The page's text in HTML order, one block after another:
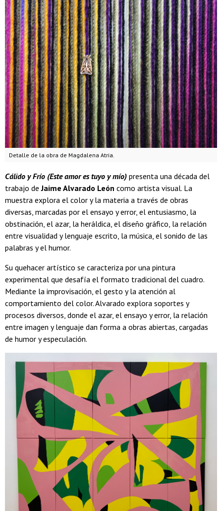
Detalle de la obra de Magdalena Atria.
Cálido y Frío (Este amor es tuyo y mío) presenta una década del
trabajo deJaime Alvarado León como artista visual. La
muestra explora el color y la materia a través de obras
diversas, marcadas por el ensayo y error, el entusiasmo, la
obstinación, el azar, la heráldica, el diseño gráfico, la relación
entre visualidad y lenguaje escrito, la música, el sonido de las
palabras y el humor.
Su quehacer artístico se caracteriza por una pintura
experimental que desafía el formato tradicional del cuadro.
Mediante la improvisación, el gesto y la atención al
comportamiento del color. Alvarado explora soportes y
procesos diversos, donde el azar, el ensayo y error, la relación
entre imagen y lenguaje dan forma a obras abiertas, cargadas
de humor y especulación.